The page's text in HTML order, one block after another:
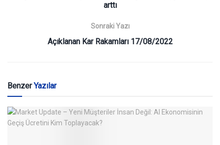
arttı
Sonraki Yazı
Açıklanan Kar Rakamları 17/08/2022
BenzerYazılar